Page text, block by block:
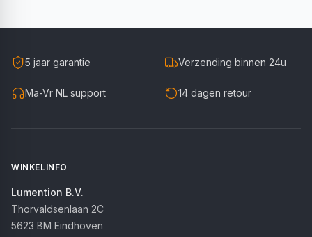
5 jaar garantie Verzending binnen 24u
Ma-Vr NL support 14 dagen retour
WINKELINFO
Lumention B.V.
Thorvaldsenlaan 2C
5623 BM Eindhoven